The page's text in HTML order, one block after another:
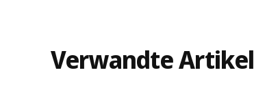
Verwandte Artikel